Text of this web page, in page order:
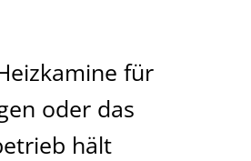
für
oder das
hält